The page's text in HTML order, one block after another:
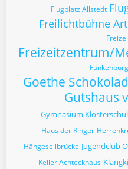
Flugplatz Allstedt
Freilichtbühne
Freizeitzentrum/
Goethe
Gutshaus
Gymnasium
Haus der Ringer
Hängeseilbrücke Jugendclub
Keller Achteckhaus